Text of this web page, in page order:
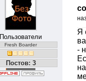
Пользователи
Fresh Boarder
Постов: 3
Я
-